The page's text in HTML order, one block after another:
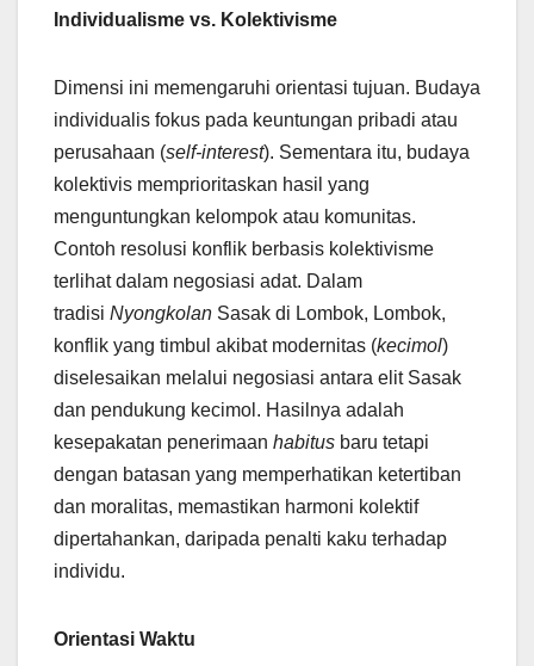
Individualisme vs. Kolektivisme
Dimensi ini memengaruhi orientasi tujuan. Budaya
individualis fokus pada keuntungan pribadi atau
perusahaan (self-interest). Sementara itu, budaya
kolektivis memprioritaskan hasil yang
menguntungkan kelompok atau komunitas.
Contoh resolusi konflik berbasis kolektivisme
terlihat dalam negosiasi adat. Dalam
tradisi Nyongkolan Sasak di Lombok, Lombok,
konflik yang timbul akibat modernitas (kecimol)
diselesaikan melalui negosiasi antara elit Sasak
dan pendukung kecimol. Hasilnya adalah
kesepakatan penerimaan habitus baru tetapi
dengan batasan yang memperhatikan ketertiban
dan moralitas, memastikan harmoni kolektif
dipertahankan, daripada penalti kaku terhadap
individu.
Orientasi Waktu